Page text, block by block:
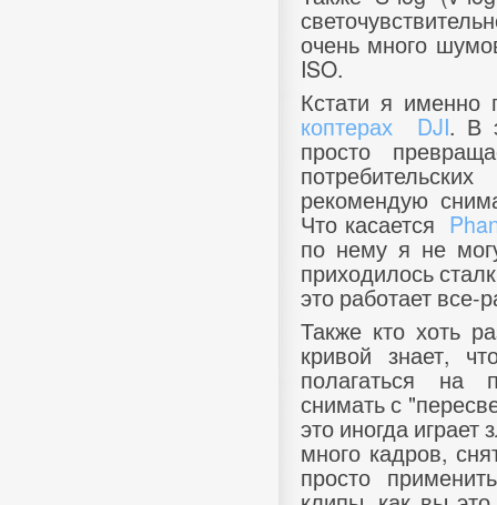
очень много
ISO.
Кстати я именно
коптерах DJI. В
просто
рекомендую
Что касается
по нему я не
приходилось
это работает все-
Также кто хоть
кривой знает,
полагаться на
снимать с
это иногда
много кадров,
просто